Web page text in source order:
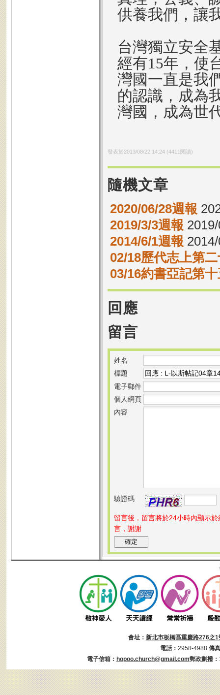
供養我們，讓
台灣獨立安全
經有15年，使
灣國一直是我
的認識，成為
灣國，成為世
發表於2013/08/22 14:24(4411 閱讀)
隨機文章
2020/06/28週報
2019/3/3週報
2014/6/1週報
02/18歷代志上第
03/16約書亞記第
回應
留言
姓名
標題
電子郵件
個人網頁
內容
驗證碼
留言後，留言將於24小時內顯示
言，謝謝
會址： 新北市板橋區重慶路276之1
電話： 2958-4988 傳
電子信箱： hopoo.church@gmail.com郵政劃撥：